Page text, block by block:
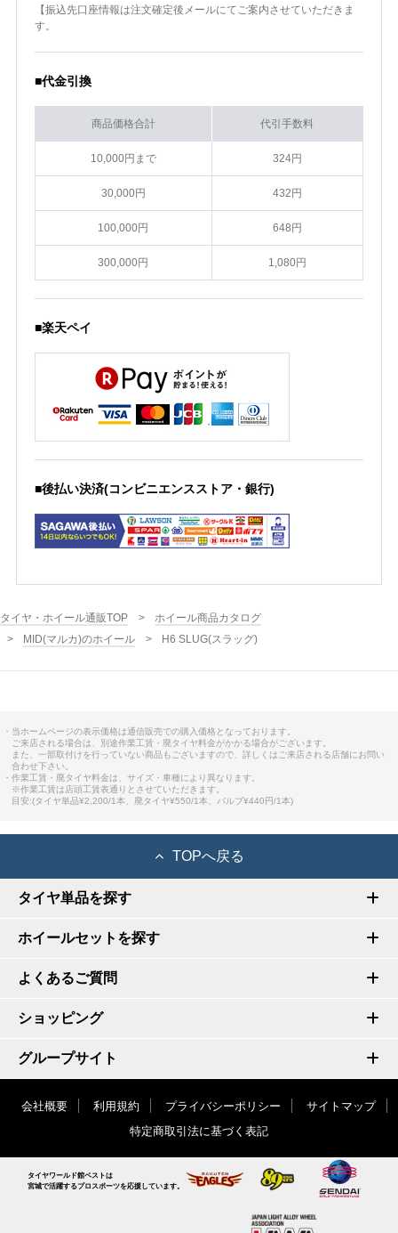
【振込先口座情報は注文確定後メールにてご案内させていただきま
す。
■代金引換
商品価格合計 代引手数料
10,000円まで 324円
30,000円 432円
100,000円 648円
300,000円 1,080円
■楽天ペイ
■後払い決済(コンビニエンスストア・銀行)
タイヤ・ホイール通販TOP
ホイール商品カタログ
MID(マルカ)のホイール
H6 SLUG(スラッグ)
・当ホームページの表示価格は通信販売での購入価格となっております。
ご来店される場合は、別途作業工賃・廃タイヤ料金がかかる場合がございます。
また、一部取付けを行っていない商品もございますので、詳しくはご来店される店舗にお問い
合わせ下さい。
・作業工賃・廃タイヤ料金は、サイズ・車種により異なります。
※作業工賃は店頭工賃表通りとさせていただきます。
目安:(タイヤ単品¥2,200/1本、廃タイヤ¥550/1本、バルブ¥440円/1本)
TOPへ戻る
タイヤ単品を探す
ホイールセットを探す
よくあるご質問
ショッピング
グループサイト
会社概要 利用規約 プライバシーポリシー
サイトマップ
特定商取引法に基づく表記
タイヤワールド館ベストは
宮城で活躍するプロスポーツを応援しています。